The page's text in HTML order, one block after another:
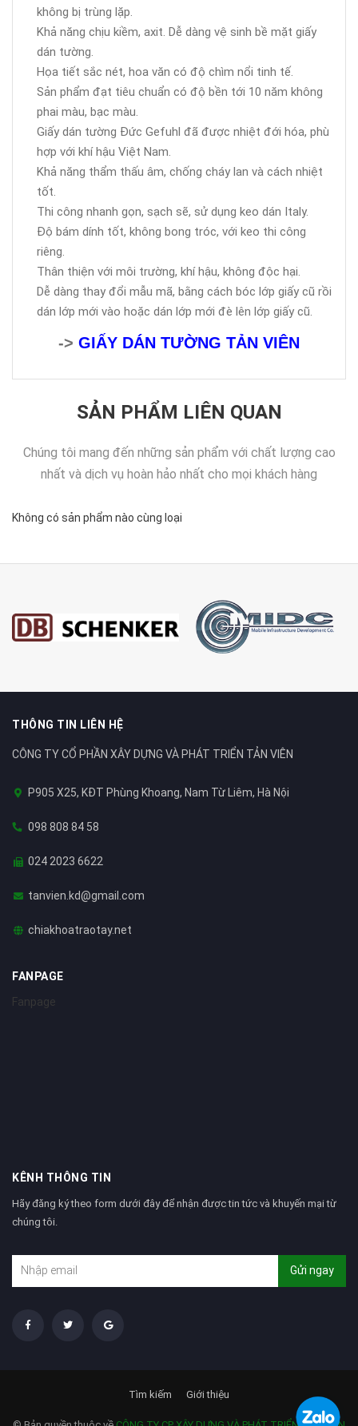
không bị trùng lặp.
Khả năng chịu kiềm, axit. Dễ dàng vệ sinh bề mặt giấy
dán tường.
Họa tiết sắc nét, hoa văn có độ chìm nổi tinh tế.
Sản phẩm đạt tiêu chuẩn có độ bền tới 10 năm không
phai màu, bạc màu.
Giấy dán tường Đức Gefuhl đã được nhiệt đới hóa, phù
hợp với khí hậu Việt Nam.
Khả năng thẩm thấu âm, chống cháy lan và cách nhiệt
tốt.
Thi công nhanh gọn, sạch sẽ, sử dụng keo dán Italy.
Độ bám dính tốt, không bong tróc, với keo thi công
riêng.
Thân thiện với môi trường, khí hậu, không độc hại.
Dễ dàng thay đổi mẫu mã, bằng cách bóc lớp giấy cũ rồi
dán lớp mới vào hoặc dán lớp mới đè lên lớp giấy cũ.
-> GIẤY DÁN TƯỜNG TẢN VIÊN
SẢN PHẨM LIÊN QUAN
Chúng tôi mang đến những sản phẩm với chất lượng cao
nhất và dịch vụ hoàn hảo nhất cho mọi khách hàng
Không có sản phẩm nào cùng loại
THÔNG TIN LIÊN HỆ
CÔNG TY CỔ PHẦN XÂY DỰNG VÀ PHÁT TRIỂN TẢN VIÊN
P905 X25, KĐT Phùng Khoang, Nam Từ Liêm, Hà Nội
098 808 84 58
024 2023 6622
tanvien.kd@gmail.com
chiakhoatraotay.net
FANPAGE
Fanpage
KÊNH THÔNG TIN
Hãy đăng ký theo form dưới đây để nhận được tin tức và khuyến mại từ
chúng tôi.
Gửi ngay
Tìm kiếm Giới thiệu